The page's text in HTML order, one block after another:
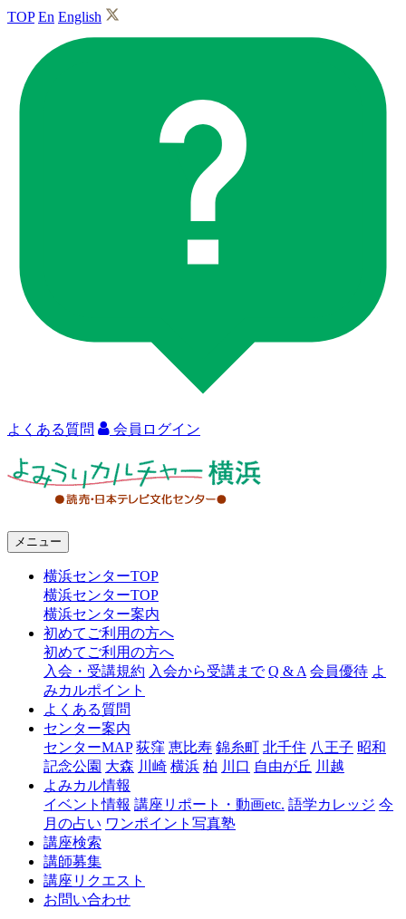
TOP En English
よくある質問 会員ログイン
ャ
浜
メニュー
横浜センターTOP
横浜センターTOP
横浜センター案内
初めてご利用の方へ
初めてご利用の方へ
入会・受講規約 入会から受講まで Q & A 会員優待 よ
みカルポイント
よくある質問
センター案内
センターMAP 荻窪 恵比寿 錦糸町 北千住 八王子 昭和
記念公園 大森 川崎 横浜 柏 川口 自由が丘 川越
よみカル情報
イベント情報 講座リポート・動画etc. 語学カレッジ 今
月の占い ワンポイント写真塾
講座検索
講師募集
講座リクエスト
お問い合わせ